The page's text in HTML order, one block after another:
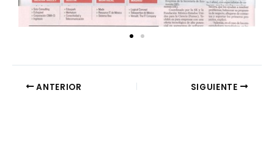
ANTERIOR SIGUIENTE